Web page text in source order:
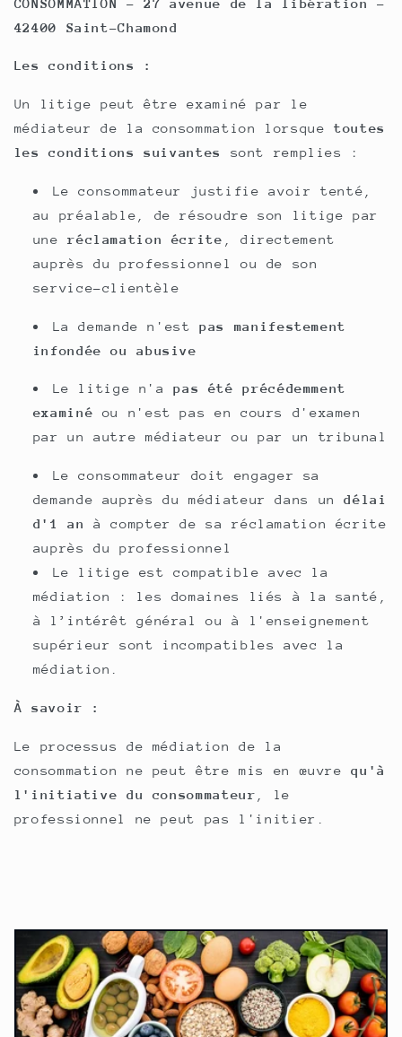
42400 Saint-Chamond
Les conditions :
Un litige peut être examiné par le
médiateur de la consommation lorsquetoutes
les conditions suivantes
sont remplies :
Le consommateur justifie avoir tenté,
au préalable, de résoudre son litige par
uneréclamation écrite , directement
auprès du professionnel ou de son
service-clientèle
La demande n'estpas manifestement
infondée ou abusive
Le litige n'apas été précédemment
examiné ou n'est pas en cours d'examen
par un autre médiateur ou par un tribunal
Le consommateur doit engager sa
demande auprès du médiateur dans undélai
d'1 an
à compter de sa réclamation écrite
auprès du professionnel
Le litige est compatible avec la
médiation : les domaines liés à la santé,
à l’intérêt général ou à l'enseignement
supérieur sont incompatibles avec la
médiation.
À savoir :
Le processus de médiation de la
consommation ne peut être mis en œuvrequ'à
l'initiative du consommateur , le
professionnel ne peut pas l'initier.